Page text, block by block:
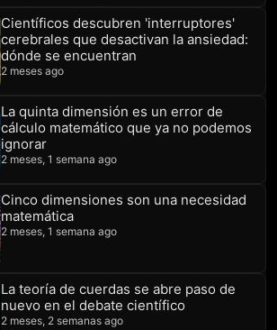
Científicos descubren 'interruptores'
cerebrales que desactivan la ansiedad:
dónde se encuentran
2 meses ago
La quinta dimensión es un error de
cálculo matemático que ya no podemos
ignorar
2 meses, 1 semana ago
Cinco dimensiones son una necesidad
matemática
2 meses, 1 semana ago
La teoría de cuerdas se abre paso de
nuevo en el debate científico
2 meses, 2 semanas ago